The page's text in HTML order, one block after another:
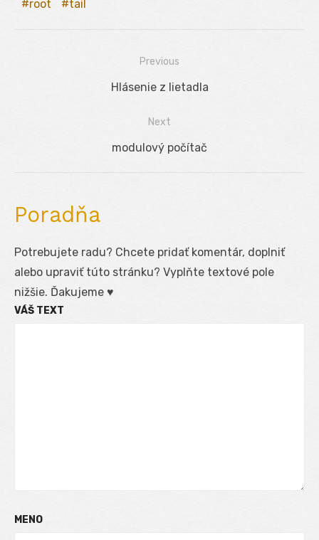
root
tail
Previous
Previous
Hlásenie z lietadla
Next
Next
modulový počítač
Poradňa
Potrebujete radu? Chcete pridať komentár, doplniť
alebo upraviť túto stránku? Vyplňte textové pole
nižšie. Ďakujeme ♥
VÁŠ TEXT
MENO